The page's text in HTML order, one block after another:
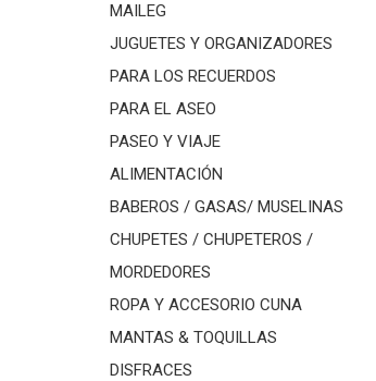
MAILEG
JUGUETES Y ORGANIZADORES
PARA LOS RECUERDOS
PARA EL ASEO
PASEO Y VIAJE
ALIMENTACIÓN
BABEROS / GASAS/ MUSELINAS
CHUPETES / CHUPETEROS /
MORDEDORES
ROPA Y ACCESORIO CUNA
MANTAS & TOQUILLAS
DISFRACES